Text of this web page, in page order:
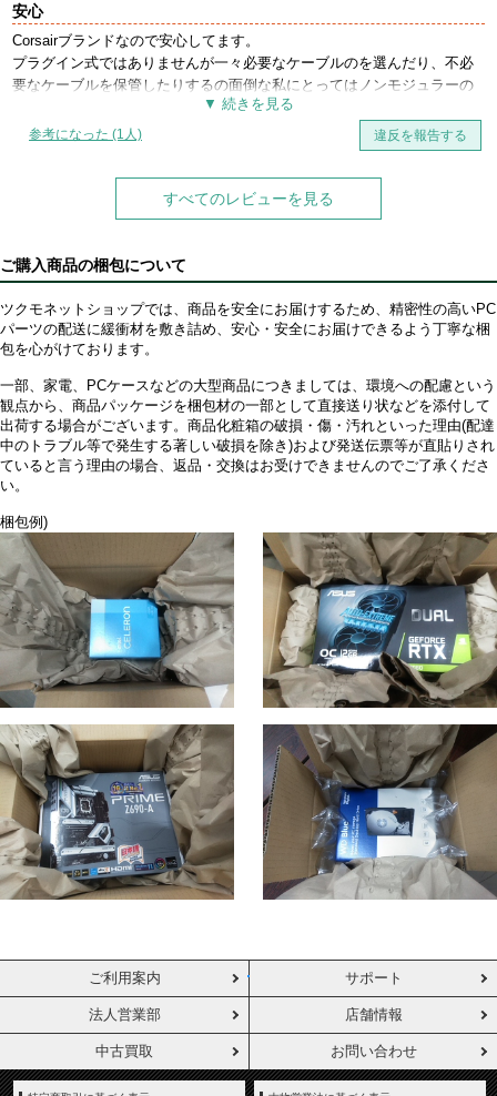
安心
Corsairブランドなので安心してます。
プラグイン式ではありませんが一々必要なケーブルのを選んだり、不必
要なケーブルを保管したりするの面倒な私にとってはノンモジュラーの
ケーブルも黒一色なので中身が見えるタイプのケースでも綺麗に見せれ
参考になった (1人) 違反を報告する
すべてのレビューを見る
ご購入商品の梱包について
ツクモネットショップでは、商品を安全にお届けするため、精密性の高いPC
パーツの配送に緩衝材を敷き詰め、安心・安全にお届けできるよう丁寧な梱
包を心がけております。
一部、家電、PCケースなどの大型商品につきましては、環境への配慮という
観点から、商品パッケージを梱包材の一部として直接送り状などを添付して
出荷する場合がございます。商品化粧箱の破損・傷・汚れといった理由(配達
中のトラブル等で発生する著しい破損を除き)および発送伝票等が直貼りされ
ていると言う理由の場合、返品・交換はお受けできませんのでご了承くださ
い。
梱包例)
ご利用案内 サポート
法人営業部 店舗情報
中古買取 お問い合わせ